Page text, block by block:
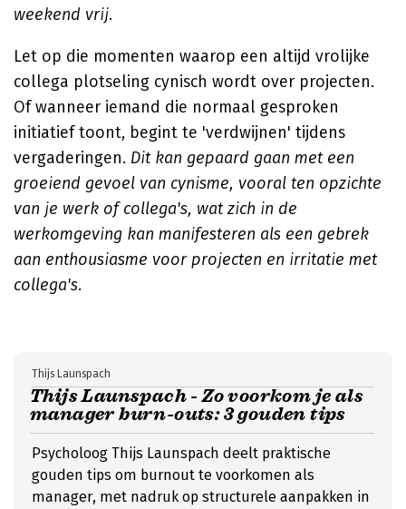
weekend vrij.
Let op die momenten waarop een altijd vrolijke
collega plotseling cynisch wordt over projecten.
Of wanneer iemand die normaal gesproken
initiatief toont, begint te 'verdwijnen' tijdens
vergaderingen. Dit kan gepaard gaan met een
groeiend gevoel van cynisme, vooral ten opzichte
van je werk of collega's, wat zich in de
werkomgeving kan manifesteren als een gebrek
aan enthousiasme voor projecten en irritatie met
collega's.
Thijs Launspach - Zo voorkom je als
manager burn-outs: 3 gouden tips
Thijs Launspach
Psycholoog Thijs Launspach deelt praktische
gouden tips om burnout te voorkomen als
manager, met nadruk op structurele aanpakken in